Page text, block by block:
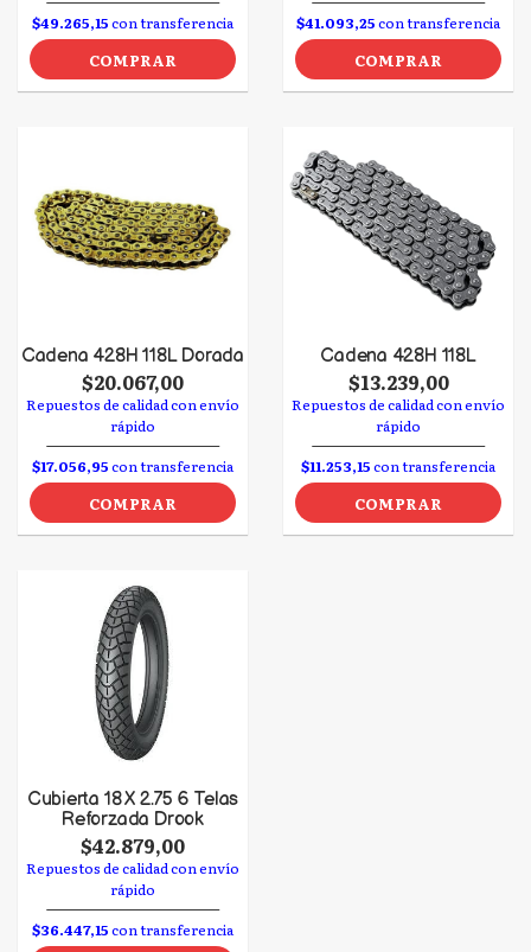
$49.265,15con transferencia
COMPRAR
$41.093,25con transferencia
COMPRAR
Cadena 428H 118L Dorada
$20.067,00
Repuestos de calidad con envío
rápido
$17.056,95con transferencia
COMPRAR
Cadena 428H 118L
$13.239,00
Repuestos de calidad con envío
rápido
$11.253,15con transferencia
COMPRAR
Cubierta 18 X 2.75 6 Telas
Reforzada Drook
$42.879,00
Repuestos de calidad con envío
rápido
$36.447,15con transferencia